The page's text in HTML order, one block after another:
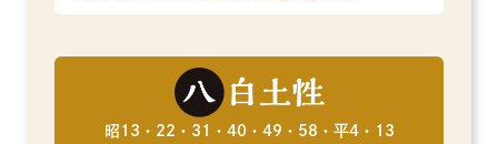
昭13・22・31・40・49・58・平4・13